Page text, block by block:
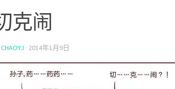
克闹
CHAOYJ · 2014年1月9日